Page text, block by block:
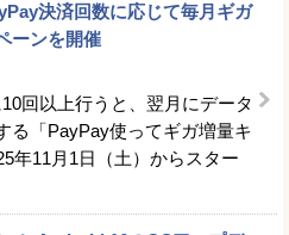
決済回数に応じて毎月ギガ
ーンを開催
回以上行うと、翌月にデータ
る「PayPay使ってギガ増量キ
年11月1日（土）からスター